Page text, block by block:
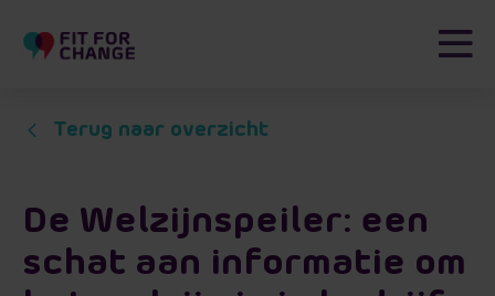
Terug naar overzicht
De Welzijnspeiler: een
schat aan informatie om